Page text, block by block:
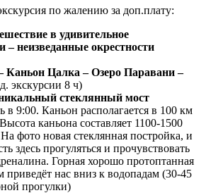
по жалению за доп.плату:
в удивительное
неизведанные окрестности
Цалка – Озеро Паравани –
экскурсии 8 ч)
стеклянный мост
9:00. Каньон располагается в 100 км
каньона составляет 1100-1500
фото новая стеклянная постройка, и
здесь прогуляться и прочувствовать
Горная хорошо протоптанная
нас вниз к водопадам (30-45
прогулки)